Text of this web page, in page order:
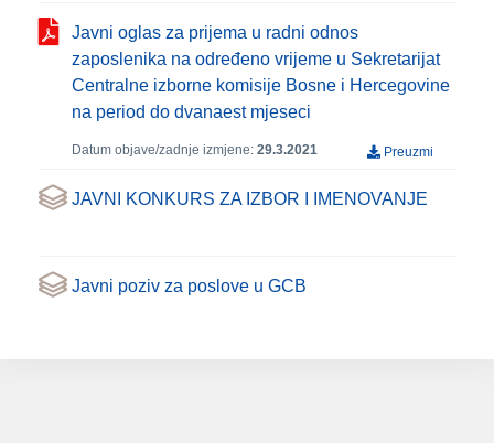
Javni oglas za prijema u radni odnos
zaposlenika na određeno vrijeme u Sekretarijat
Centralne izborne komisije Bosne i Hercegovine
na period do dvanaest mjeseci
Datum objave/zadnje izmjene: 29.3.2021 Preuzmi
JAVNI KONKURS ZA IZBOR I IMENOVANJE
Javni poziv za poslove u GCB